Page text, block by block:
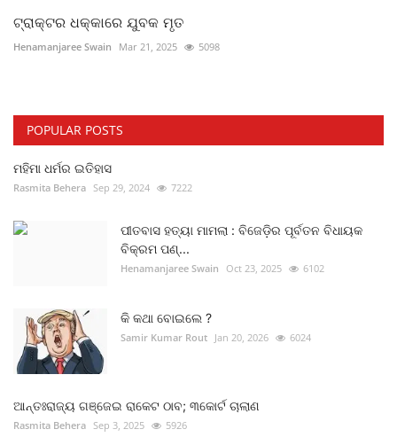
ଟ୍ରାକ୍ଟର ଧକ୍କାରେ ଯୁବକ ମୃତ
Henamanjaree Swain Mar 21, 2025 5098
POPULAR POSTS
ମହିମା ଧର୍ମର ଇତିହାସ
Rasmita Behera Sep 29, 2024 7222
ପୀତବାସ ହତ୍ୟା ମାମଲା : ବିଜେଡ଼ିର ପୂର୍ବତନ ବିଧାୟକ
ବିକ୍ରମ ପଣ୍...
Henamanjaree Swain Oct 23, 2025 6102
କି କଥା ବୋଇଲେ ?
Samir Kumar Rout Jan 20, 2026 6024
ଆନ୍ତଃରାଜ୍ୟ ଗଞ୍ଜେଇ ରାକେଟ ଠାବ; ୩କୋର୍ଟ ଚାଲାଣ
Rasmita Behera Sep 3, 2025 5926